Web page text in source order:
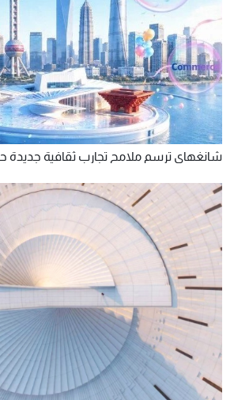
شانغهاي ترسم ملامح تجارب ثقافية جديدة حتى